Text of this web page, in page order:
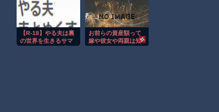
【動画】イッヌ、煽ってしまう
【画像】地球上で最も珍しい茶色いパンダｗｗｗ
【悲報】テレ東の若手女子アナ「国民が勝手に我々取材陣にカ
定！あのグルメギャ
グホラー合盛り作品
が地上波で！？制作
会社はパッショーネ
と発表。
【R-18】やる夫は裏
の世界を生きるサマ
お前らの資産額って
嫁や彼女や両親は知